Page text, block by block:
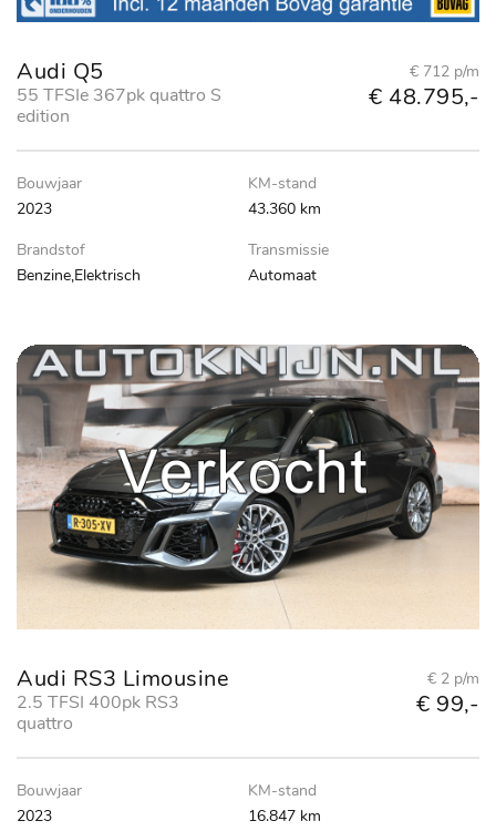
Audi Q5
55 TFSIe 367pk quattro S
edition
€ 712 p/m
€ 48.795,-
Bouwjaar
2023
KM-stand
43.360 km
Brandstof
Benzine,Elektrisch
Transmissie
Automaat
Audi RS3 Limousine
2.5 TFSI 400pk RS3
quattro
€ 2 p/m
€ 99,-
Bouwjaar
2023
KM-stand
16.847 km